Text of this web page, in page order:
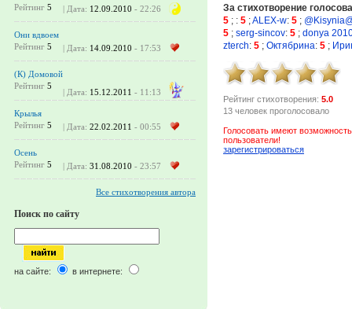
Рейтинг 5 | Дата: 12.09.2010 - 22:26
Они вдвоем
Рейтинг 5 | Дата: 14.09.2010 - 17:53
(К) Домовой
Рейтинг 5
| Дата: 15.12.2011 - 11:13
Крылья
Рейтинг 5 | Дата: 22.02.2011 - 00:55
Осень
Рейтинг 5 | Дата: 31.08.2010 - 23:57
Все стихотворения автора
Поиск по сайту
на сайте: в интернете:
За стихотворение
5 ; : 5 ;ALEX-w: 5 ;
5 ; serg-sincov: 5 ; donya
zterch: 5 ; Октябрина: 5 ;
Рейтинг стихотворения: 5.0
13 человек проголосовало
Голосовать имеют
пользователи!
зарегистрироваться